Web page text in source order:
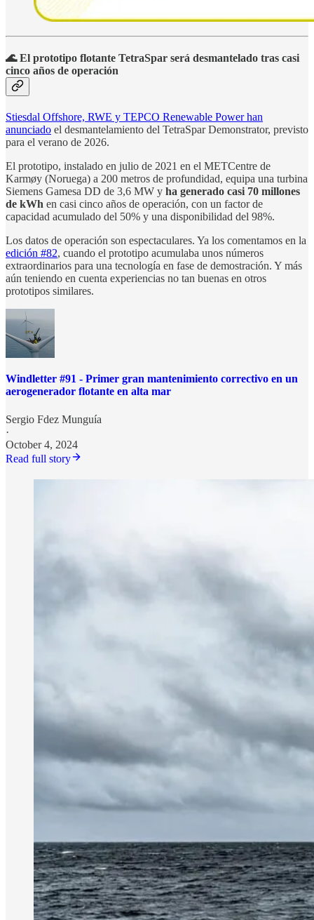
🌊 El prototipo flotante TetraSpar será desmantelado tras casi
cinco años de operación
Stiesdal Offshore, RWE y TEPCO Renewable Power han
anunciado el desmantelamiento del TetraSpar Demonstrator, previsto
para el verano de 2026.
El prototipo, instalado en julio de 2021 en el METCentre de
Karmøy (Noruega) a 200 metros de profundidad, equipa una turbina
Siemens Gamesa DD de 3,6 MW y ha generado casi 70 millones
de kWh en casi cinco años de operación, con un factor de
capacidad acumulado del 50% y una disponibilidad del 98%.
Los datos de operación son espectaculares. Ya los comentamos en la
edición #82, cuando el prototipo acumulaba unos números
extraordinarios para una tecnología en fase de demostración. Y más
aún teniendo en cuenta experiencias no tan buenas en otros
prototipos similares.
Windletter #91 - Primer gran mantenimiento correctivo en un
aerogenerador flotante en alta mar
Sergio Fdez Munguía
·
October 4, 2024
Read full story